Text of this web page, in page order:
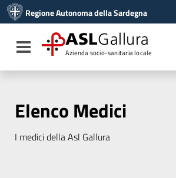
Vai al menu di navigazione
Vai al footer
Regione Autonoma della Sardegna
Toggle navigation
ASLGallura
Azienda socio-sanitaria locale
Elenco Medici
I medici della Asl Gallura